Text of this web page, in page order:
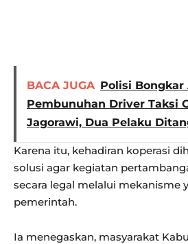
BACA JUGA Polisi Bongkar
Pembunuhan Driver Taksi
Jagorawi, Dua Pelaku
Karena itu, kehadiran koperasi
solusi agar kegiatan
secara legal melalui mekanisme
pemerintah.
Ia menegaskan, masyarakat